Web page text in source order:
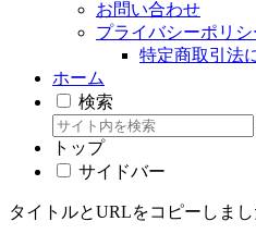
お問い合わせ
プライバシーポリシ
特定商取引法
ホーム
検索
トップ
サイドバー
タイトルとURLをコピーしまし